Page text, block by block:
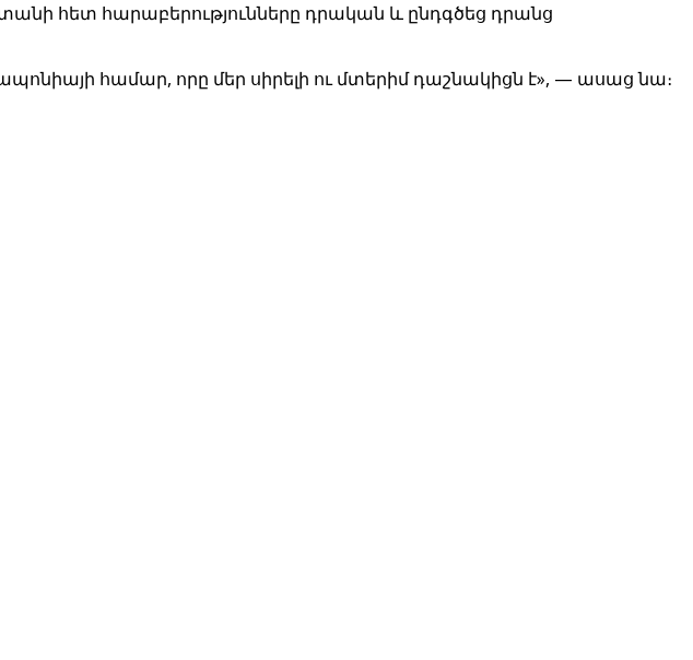
հետ հարաբերությունները դրական և ընդգծեց դրանց
համար, որը մեր սիրելի ու մտերիմ դաշնակիցն է», — ասաց նա։